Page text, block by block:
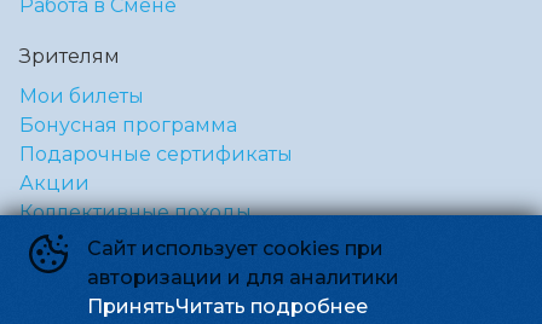
Сайт использует cookies при
авторизации и для аналитики
ПринятьЧитать подробнее
Работа в Смене
Зрителям
Мои билеты
Бонусная программа
Подарочные сертификаты
Акции
Коллективные походы
Правила и соглашения
Правила посещения кинотеатра «Смена»